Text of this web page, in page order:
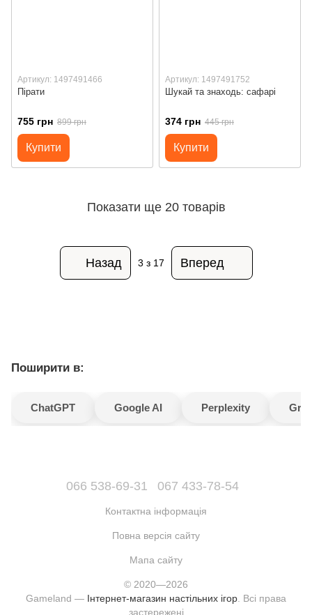
Артикул: 1497491466
Пірати
755 грн 899 грн
Купити
Артикул: 1497491752
Шукай та знаходь: сафарі
374 грн 445 грн
Купити
Показати ще 20 товарів
Назад 3 з 17 Вперед
Поширити в:
ChatGPT Google AI Perplexity
066 538-69-31 067 433-78-54
Контактна інформація
Повна версія сайту
Мапа сайту
© 2020—2026
Gameland — Інтернет-магазин настільних ігор . Всі права
застережені